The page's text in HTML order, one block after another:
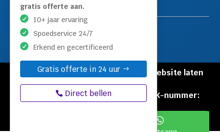
gratis offerte aan.
10+ jaar ervaring
Spoedservice 24/7
Erkend en gecertificeerd
Gratis offerte in 24 uur
Direct bellen
© Copyright Loodgieters Kwartier |
Website laten
maken door Flexamedia
Privacyverklaring|Disclaimer
KVK-nummer:
